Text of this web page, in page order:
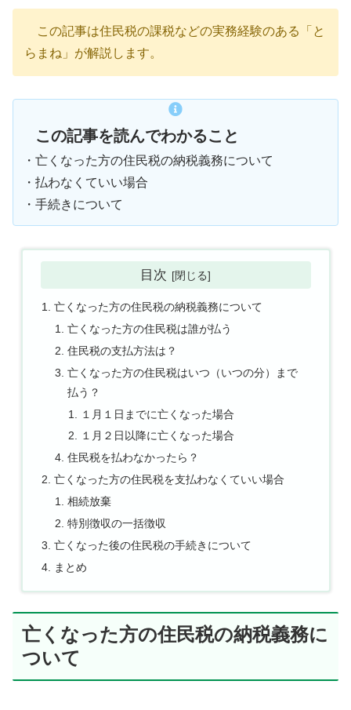
この記事は住民税の課税などの実務経験のある「と
らまね」が解説します。
この記事を読んでわかること
・亡くなった方の住民税の納税義務について
・払わなくていい場合
・手続きについて
目次
亡くなった方の住民税の納税義務について
亡くなった方の住民税は誰が払う
住民税の支払方法は？
亡くなった方の住民税はいつ（いつの分）まで
払う？
１月１日までに亡くなった場合
１月２日以降に亡くなった場合
住民税を払わなかったら？
亡くなった方の住民税を支払わなくていい場合
相続放棄
特別徴収の一括徴収
亡くなった後の住民税の手続きについて
まとめ
亡くなった方の住民税の納税義務に
ついて